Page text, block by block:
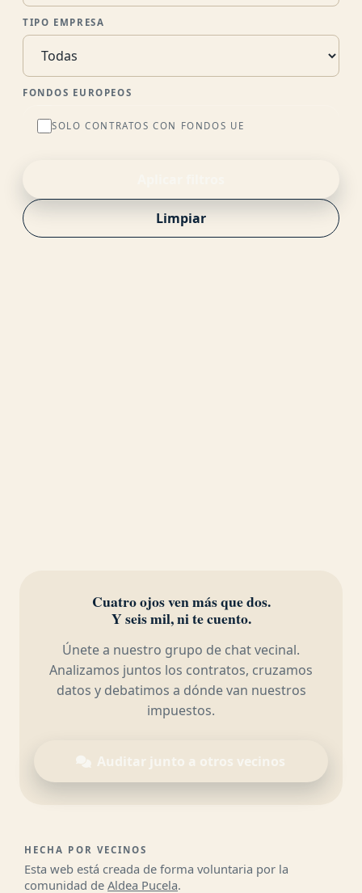
TIPO EMPRESA
FONDOS EUROPEOS
SOLO CONTRATOS CON FONDOS UE
Limpiar
Cuatro ojos ven más que dos.
Y seis mil, ni te cuento.
Únete a nuestro grupo de chat vecinal.
Analizamos juntos los contratos, cruzamos
datos y debatimos a dónde van nuestros
impuestos.
Auditar junto a otros vecinos
HECHA POR VECINOS
Esta web está creada de forma voluntaria por la
comunidad de Aldea Pucela.